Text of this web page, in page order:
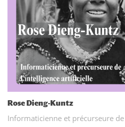
Rose Dieng-Kuntz
Informaticienne et précurseure